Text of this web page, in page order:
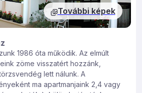
További képek
1986 óta működik. Az elmúlt
zöme visszatért hozzánk,
lett nálunk. A
ma apartmanjaink 2,4 vagy